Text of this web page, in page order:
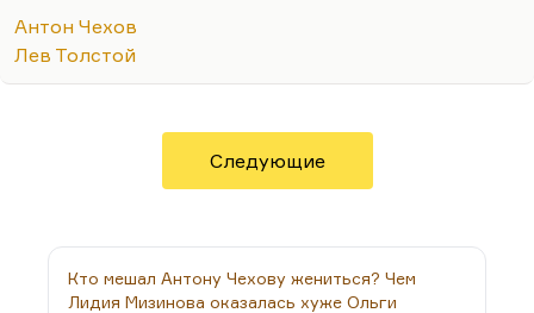
болел в Гаспре, Чехов его навещал. Да, я думаю,
что у Чехова были серьезные поводы восхищаться
был к этому времени абсолютно разрушен. Он
«Пока у человека легкие хороши, у
него все хорошо».
Антон Чехов
Лев Толстой
Следующие
Кто мешал Антону Чехову жениться? Чем
Лидия Мизинова оказалась хуже Ольги